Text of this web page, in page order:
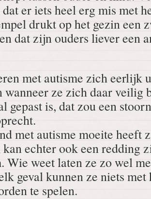
dat er iets heel erg mis met
drukt op het gezin een
dat zijn ouders liever een
met autisme zich eerlijk
wanneer ze zich daar veilig
gepast is, dat zou een
met autisme moeite heeft
kan echter ook een redding
Wie weet laten ze zo wel
geval kunnen ze niets
te spelen.